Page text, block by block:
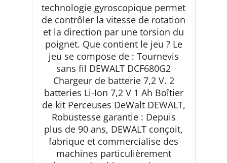
technologie gyroscopique permet
de contrôler la vitesse de rotation
et la direction par une torsion du
poignet. Que contient le jeu ? Le
jeu se compose de : Tournevis
sans fil DEWALT DCF680G2
Chargeur de batterie 7,2 V. 2
batteries Li-Ion 7,2 V 1 Ah Boîtier
de kit Perceuses DeWalt DEWALT,
Robustesse garantie : Depuis
plus de 90 ans, DEWALT conçoit,
fabrique et commercialise des
machines particulièrement